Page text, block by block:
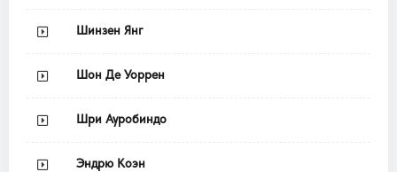
Шинзен Янг
Шон Де Уоррен
Шри Ауробиндо
Эндрю Коэн